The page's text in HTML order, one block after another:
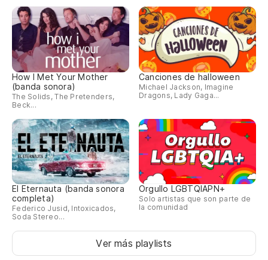
How I Met Your Mother
(banda sonora)
The Solids, The Pretenders,
Beck...
Canciones de halloween
Michael Jackson, Imagine
Dragons, Lady Gaga...
El Eternauta (banda sonora
completa)
Federico Jusid, Intoxicados,
Soda Stereo...
Orgullo LGBTQIAPN+
Solo artistas que son parte de
la comunidad
Ver más playlists